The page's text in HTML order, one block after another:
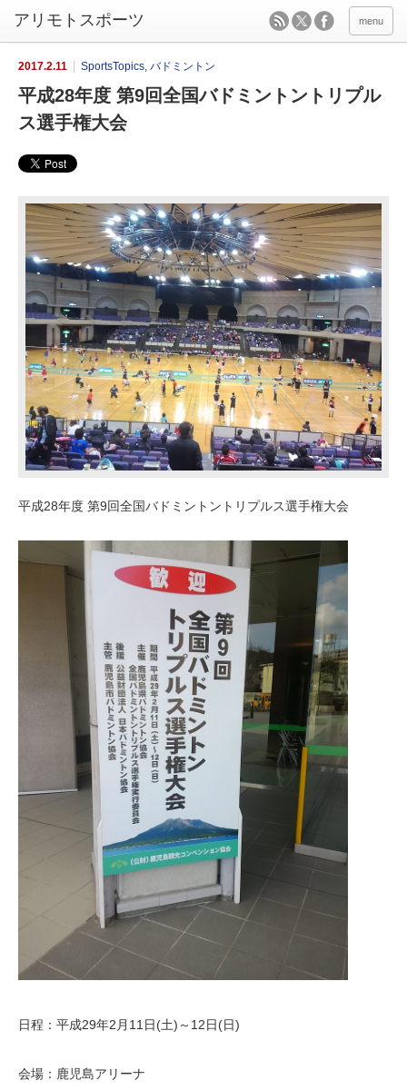
menu
2017.2.11 SportsTopics, バドミントン
平成28年度 第9回全国バドミントントリプル
ス選手権大会
平成28年度 第9回全国バドミントントリプルス選手権大会
日程：平成29年2月11日(土)～12日(日)
会場：鹿児島アリーナ